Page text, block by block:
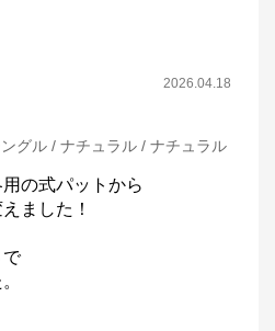
2026.04.18
グル / ナチュラル / ナチュラル
の式パットから
ました！
で